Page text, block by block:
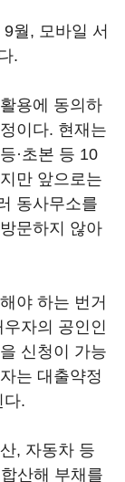
월, 모바일 서
.
용에 동의하
이다. 현재는
·초본 등 10
만 앞으로는
동사무소를
문하지 않아
야 하는 번거
자의 공인인
신청이 가능
는 대출약정
다.
, 자동차 등
산해 부채를